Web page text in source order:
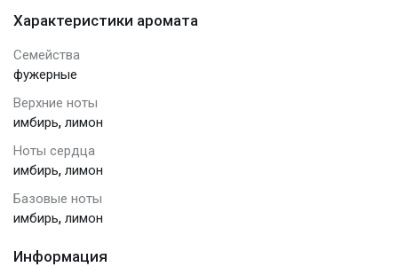
Характеристики аромата
Семейства
фужерные
Верхние ноты
имбирь, лимон
Ноты сердца
имбирь, лимон
Базовые ноты
имбирь, лимон
Информация